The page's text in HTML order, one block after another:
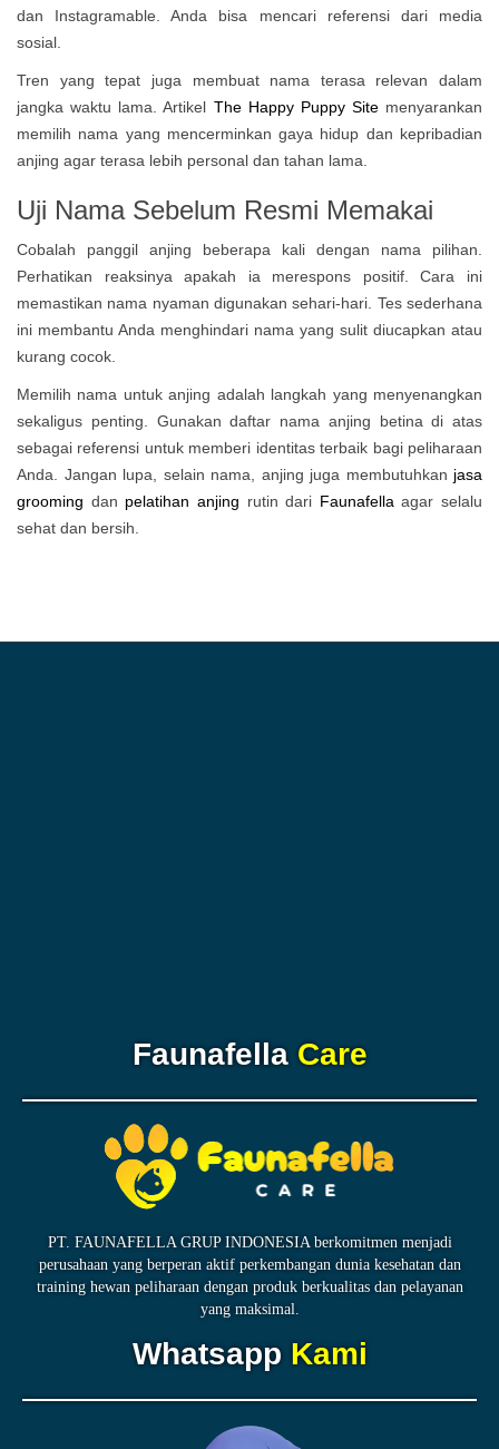
dan Instagramable. Anda bisa mencari referensi dari media
sosial.
Tren yang tepat juga membuat nama terasa relevan dalam
jangka waktu lama. Artikel The Happy Puppy Sitemenyarankan
memilih nama yang mencerminkan gaya hidup dan kepribadian
anjing agar terasa lebih personal dan tahan lama.
Uji Nama Sebelum Resmi Memakai
Cobalah panggil anjing beberapa kali dengan nama pilihan.
Perhatikan reaksinya apakah ia merespons positif. Cara ini
memastikan nama nyaman digunakan sehari-hari. Tes sederhana
ini membantu Anda menghindari nama yang sulit diucapkan atau
kurang cocok.
Memilih nama untuk anjing adalah langkah yang menyenangkan
sekaligus penting. Gunakan daftar nama anjing betina di atas
sebagai referensi untuk memberi identitas terbaik bagi peliharaan
Anda. Jangan lupa, selain nama, anjing juga membutuhkan jasa
grooming dan pelatihan anjing rutin dari Faunafella agar selalu
sehat dan bersih.
FaunafellaCare
PT. FAUNAFELLA GRUP INDONESIA berkomitmen menjadi
perusahaan yang berperan aktif perkembangan dunia kesehatan dan
training hewan peliharaan dengan produk berkualitas dan pelayanan
yang maksimal.
WhatsappKami